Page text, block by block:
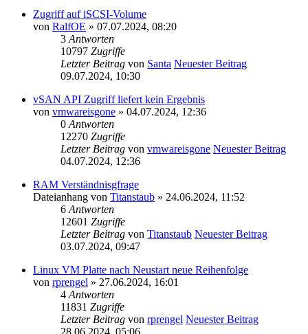
Zugriff auf iSCSI-Volume
von RalfOE » 07.07.2024, 08:20
3 Antworten
10797 Zugriffe
Letzter Beitrag von Santa Neuester Beitrag
09.07.2024, 10:30
vSAN API Zugriff liefert kein Ergebnis
von vmwareisgone » 04.07.2024, 12:36
0 Antworten
12270 Zugriffe
Letzter Beitrag von vmwareisgone Neuester Beitrag
04.07.2024, 12:36
RAM Verständnisgfrage
Dateianhang von Titanstaub » 24.06.2024, 11:52
6 Antworten
12601 Zugriffe
Letzter Beitrag von Titanstaub Neuester Beitrag
03.07.2024, 09:47
Linux VM Platte nach Neustart neue Reihenfolge
von rprengel » 27.06.2024, 16:01
4 Antworten
11831 Zugriffe
Letzter Beitrag von rprengel Neuester Beitrag
28.06.2024, 05:06